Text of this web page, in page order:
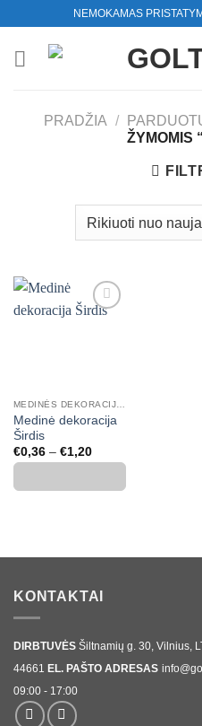
content
NEMOKAMAS
PRADŽIA /
ŽYMOMIS
Medinė dekoracija
Širdis
€0,36 – €1,20Price
range:
through
KONTAKTAI
DIRBTUVĖS Šiltnamių g. 30, Vilnius,
44661 EL. PAŠTO ADRESAS
09:00 - 17:00